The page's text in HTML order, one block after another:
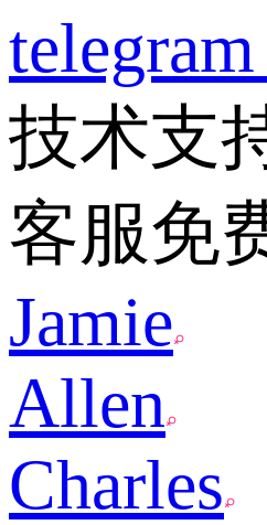
telegram
技术支
客服免
Jamie
Allen
Charles